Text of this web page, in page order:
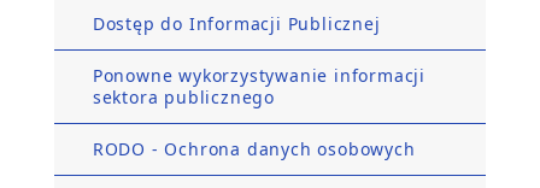
Dostęp do Informacji Publicznej
Ponowne wykorzystywanie informacji
sektora publicznego
RODO - Ochrona danych osobowych